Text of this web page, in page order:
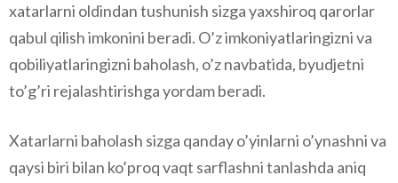
xatarlarni oldindan tushunish sizga yaxshiroq qarorlar
qabul qilish imkonini beradi. O’z imkoniyatlaringizni va
qobiliyatlaringizni baholash, o’z navbatida, byudjetni
to’g’ri rejalashtirishga yordam beradi.
Xatarlarni baholash sizga qanday o’yinlarni o’ynashni va
qaysi biri bilan ko’proq vaqt sarflashni tanlashda aniq